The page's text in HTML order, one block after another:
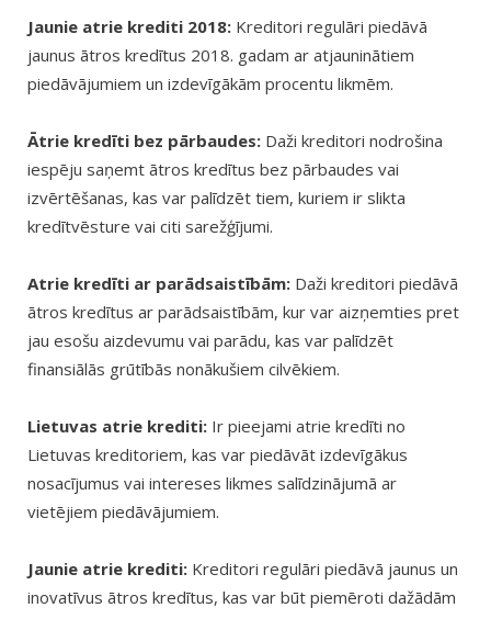
Jaunie atrie krediti 2018: Kreditori regulāri piedāvā
jaunus ātros kredītus 2018. gadam ar atjauninātiem
piedāvājumiem un izdevīgākām procentu likmēm.
Ātrie kredīti bez pārbaudes: Daži kreditori nodrošina
iespēju saņemt ātros kredītus bez pārbaudes vai
izvērtēšanas, kas var palīdzēt tiem, kuriem ir slikta
kredītvēsture vai citi sarežģījumi.
Atrie kredīti ar parādsaistībām: Daži kreditori piedāvā
ātros kredītus ar parādsaistībām, kur var aizņemties pret
jau esošu aizdevumu vai parādu, kas var palīdzēt
finansiālās grūtībās nonākušiem cilvēkiem.
Lietuvas atrie krediti: Ir pieejami atrie kredīti no
Lietuvas kreditoriem, kas var piedāvāt izdevīgākus
nosacījumus vai intereses likmes salīdzinājumā ar
vietējiem piedāvājumiem.
Jaunie atrie krediti: Kreditori regulāri piedāvā jaunus un
inovatīvus ātros kredītus, kas var būt piemēroti dažādām